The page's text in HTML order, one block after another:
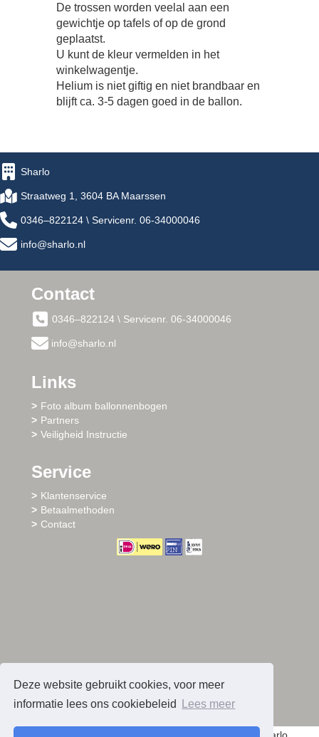
Deze website gebruikt cookies, voor meer
informatie lees ons cookiebeleid
Lees meer
De trossen worden veelal aan een
gewichtje op tafels of op de grond
geplaatst.
U kunt de kleur vermelden in het
winkelwagentje.
Helium is niet giftig en niet brandbaar en
blijft ca. 3-5 dagen goed in de ballon.
Sharlo
Straatweg 1, 3604 BA Maarssen
0346–822124 \ Servicenr. 06-34000046
info@sharlo.nl
Contact
0346–822124 \ Servicenr. 06-34000046
info@sharlo.nl
Links
Foto album ballonnenbogen
Partners
Veiligheid Instructie
Service
Klantenservice
Betaalmethoden
Contact